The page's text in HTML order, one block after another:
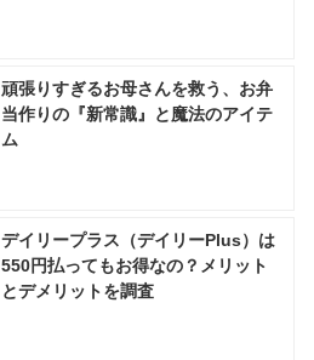
頑張りすぎるお母さんを救う、お弁
当作りの『新常識』と魔法のアイテ
ム
デイリープラス（デイリーPlus）は
550円払ってもお得なの？メリット
とデメリットを調査